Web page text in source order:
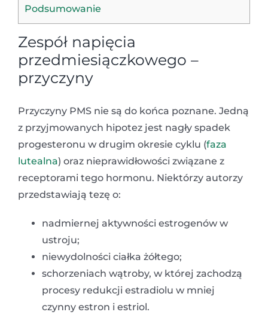
Podsumowanie
Zespół napięcia
przedmiesiączkowego –
przyczyny
Przyczyny PMS nie są do końca poznane. Jedną
z przyjmowanych hipotez jest nagły spadek
progesteronu w drugim okresie cyklu (faza
lutealna) oraz nieprawidłowości związane z
receptorami tego hormonu. Niektórzy autorzy
przedstawiają tezę o:
nadmiernej aktywności estrogenów w
ustroju;
niewydolności ciałka żółtego;
schorzeniach wątroby, w której zachodzą
procesy redukcji estradiolu w mniej
czynny estron i estriol.